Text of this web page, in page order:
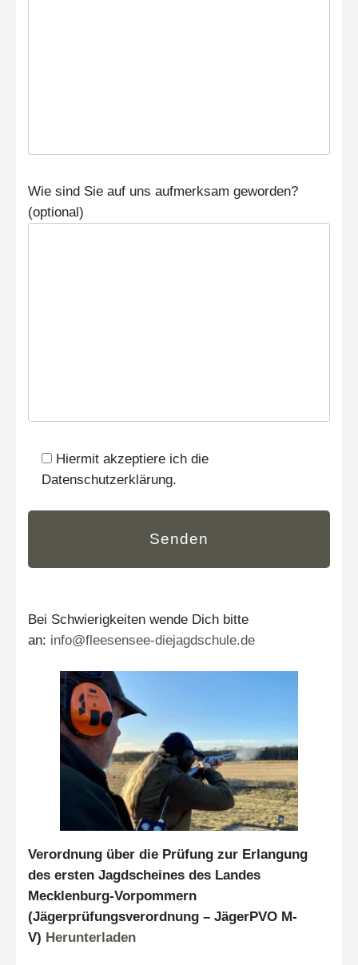
Wie sind Sie auf uns aufmerksam geworden?
(optional)
Hiermit akzeptiere ich die
Datenschutzerklärung.
Bei Schwierigkeiten wende Dich bitte
an: info@fleesensee-diejagdschule.de
Verordnung über die Prüfung zur Erlangung
des ersten Jagdscheines des Landes
Mecklenburg-Vorpommern
(Jägerprüfungsverordnung – JägerPVO M-
V) Herunterladen